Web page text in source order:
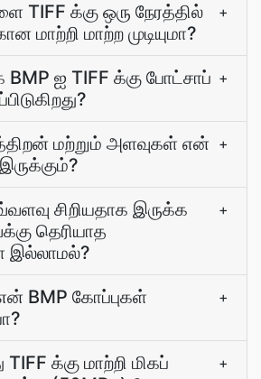
TIFF க்கு ஒரு நேரத்தில்
மாற்றி மாற்ற முடியுமா?
+
ஐ TIFF க்கு போட்சாப் +
மற்றும் அளவுகள் என் +
சிறியதாக இருக்க
தெரியாத
இல்லாமல்?
+
BMP கோப்புகள்
+
க்கு மாற்றி மிகப்
+